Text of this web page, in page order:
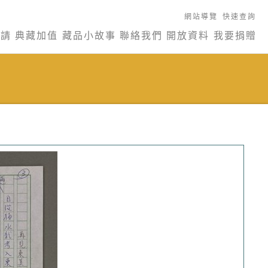
網站導覽 快速查詢
典藏加值 藏品小故事 聯絡我們 開放資料 我要捐贈